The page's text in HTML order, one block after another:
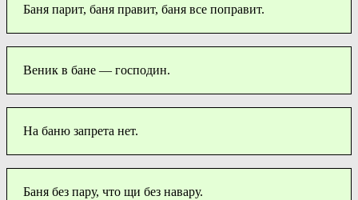
Баня парит, баня правит, баня все поправит.
Веник в бане — господин.
На баню запрета нет.
Баня без пару, что щи без навару.